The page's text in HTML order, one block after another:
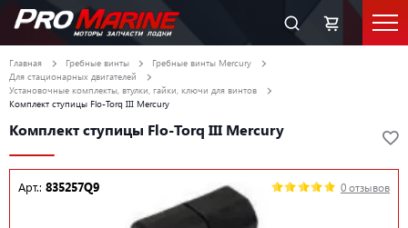
Главная Гребные винты
Гребные винты Mercury
Для стационарных двигателей
Установочные комплекты, втулки, гайки, ключи для винтов
Комплект ступицы Flo-Torq III Mercury
Комплект ступицы Flo-Torq III Mercury
Арт.: 835257Q9 0 отзывов